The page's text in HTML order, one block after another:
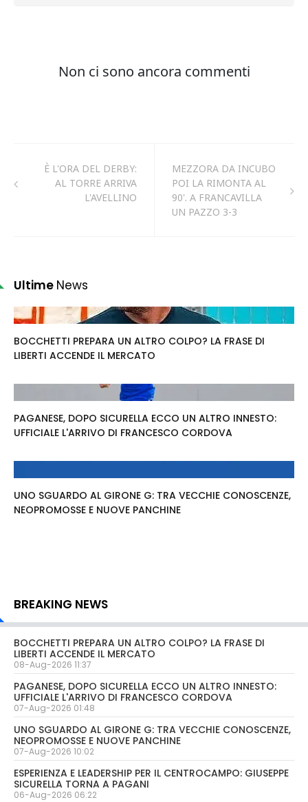
È L'ORA DEL DERBY:
AL TORRE ARRIVA
L'AVELLINO
MEZZORA DA INCUBO
POI LA RIMONTA AL
90'. A FRANCAVILLA
UN PAZZO 3-3
Ultime News
BOCCHETTI PREPARA UN ALTRO COLPO? LA FRASE DI
LIBERTI ACCENDE IL MERCATO
PAGANESE, DOPO SICURELLA ECCO UN ALTRO INNESTO:
UFFICIALE L'ARRIVO DI FRANCESCO CORDOVA
UNO SGUARDO AL GIRONE G: TRA VECCHIE CONOSCENZE,
NEOPROMOSSE E NUOVE PANCHINE
BREAKING NEWS
BOCCHETTI PREPARA UN ALTRO COLPO? LA FRASE DI
LIBERTI ACCENDE IL MERCATO
08-Aug-2026 11:37
PAGANESE, DOPO SICURELLA ECCO UN ALTRO INNESTO:
UFFICIALE L'ARRIVO DI FRANCESCO CORDOVA
07-Aug-2026 01:48
UNO SGUARDO AL GIRONE G: TRA VECCHIE CONOSCENZE,
NEOPROMOSSE E NUOVE PANCHINE
07-Aug-2026 10:02
ESPERIENZA E LEADERSHIP PER IL CENTROCAMPO: GIUSEPPE
SICURELLA TORNA A PAGANI
06-Aug-2026 06:22